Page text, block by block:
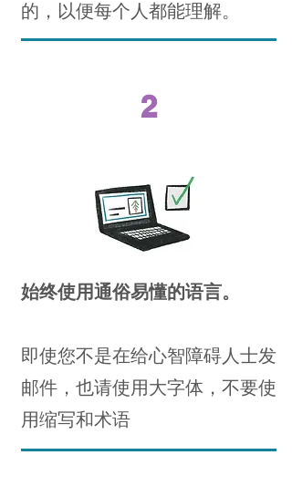
的，以便每个人都能理解。
2
始终使用通俗易懂的语言。
即使您不是在给心智障碍人士发
邮件，也请使用大字体，不要使
用缩写和术语